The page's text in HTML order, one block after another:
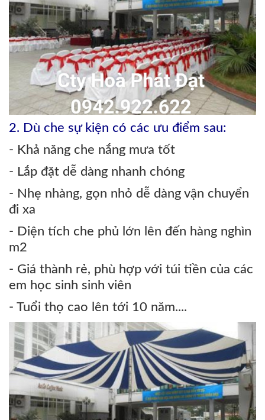
2. Dù che sự kiện có các ưu điểm sau:
- Khả năng che nắng mưa tốt
- Lắp đặt dễ dàng nhanh chóng
- Nhẹ nhàng, gọn nhỏ dễ dàng vận chuyển
đi xa
- Diện tích che phủ lớn lên đến hàng nghìn
m2
- Giá thành rẻ, phù hợp với túi tiền của các
em học sinh sinh viên
- Tuổi thọ cao lên tới 10 năm....